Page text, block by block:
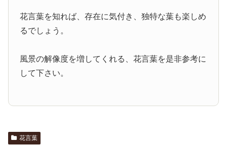
花言葉を知れば、存在に気付き、独特な葉も楽しめ
るでしょう。
風景の解像度を増してくれる、花言葉を是非参考に
して下さい。
花言葉